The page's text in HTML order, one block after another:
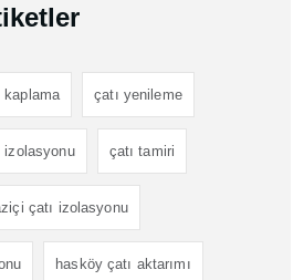
kaplama çatı yenileme
izolasyonu çatı tamiri
çatı izolasyonu
hasköy çatı aktarımı